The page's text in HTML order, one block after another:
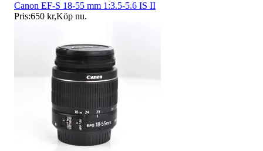
Canon EF-S 18-55 mm 1:3.5-5.6 IS II
Pris:650 kr,Köp nu.